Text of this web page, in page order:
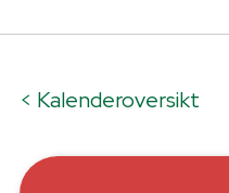
< Kalenderoversikt